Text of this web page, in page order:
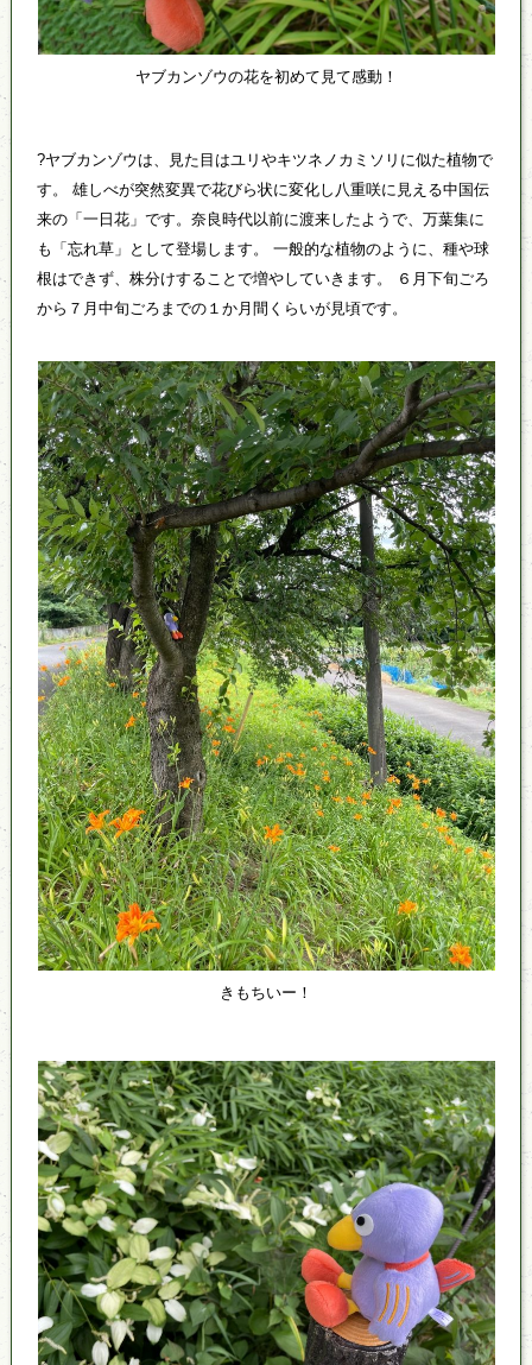
ヤブカンゾウの花を初めて見て感動！
?ヤブカンゾウは、見た目はユリやキツネノカミソリに似た植物で
す。 雄しべが突然変異で花びら状に変化し八重咲に見える中国伝
来の「一日花」です。奈良時代以前に渡来したようで、万葉集に
も「忘れ草」として登場します。 一般的な植物のように、種や球
根はできず、株分けすることで増やしていきます。 ６月下旬ごろ
から７月中旬ごろまでの１か月間くらいが見頃です。
きもちいー！